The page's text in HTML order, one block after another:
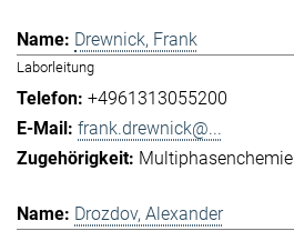
Drewnick, Frank
Laborleitung
+4961313055200
frank.drewnick@...
Multiphasenchemie
Drozdov, Alexander